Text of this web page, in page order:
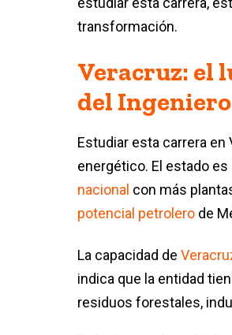
transformación.
Veracruz: el
del
Estudiar esta carrera
energético. El estado
nacional con más
potencial petrolero de
La capacidad de
indica que la entidad
residuos forestales,